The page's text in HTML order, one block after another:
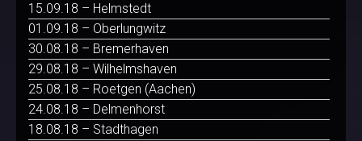
15.09.18 – Helmstedt
01.09.18 – Oberlungwitz
30.08.18 – Bremerhaven
29.08.18 – Wilhelmshaven
25.08.18 – Roetgen (Aachen)
24.08.18 – Delmenhorst
18.08.18 – Stadthagen